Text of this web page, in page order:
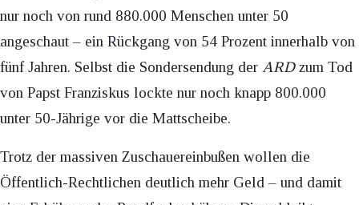
nur noch von rund 880.000 Menschen unter 50
angeschaut – ein Rückgang von 54 Prozent innerhalb von
fünf Jahren. Selbst die Sondersendung der ARDzum Tod
von Papst Franziskus lockte nur noch knapp 800.000
unter 50-Jährige vor die Mattscheibe.
Trotz der massiven Zuschauereinbußen wollen die
Öffentlich-Rechtlichen deutlich mehr Geld – und damit